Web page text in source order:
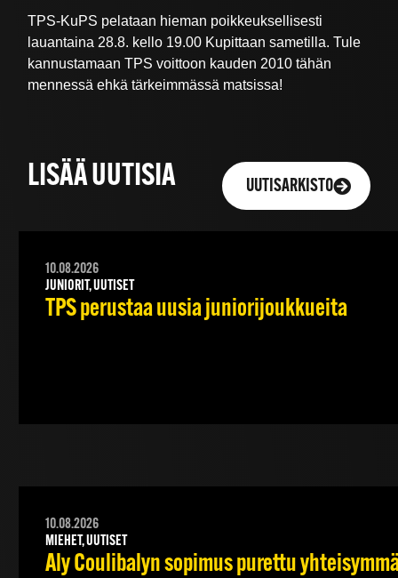
TPS-KuPS pelataan hieman poikkeuksellisesti
lauantaina 28.8. kello 19.00 Kupittaan sametilla. Tule
kannustamaan TPS voittoon kauden 2010 tähän
mennessä ehkä tärkeimmässä matsissa!
LISÄÄ UUTISIA UUTISARKISTO
10.08.2026
JUNIORIT, UUTISET
TPS perustaa uusia juniorijoukkueita
10.08.2026
MIEHET, UUTISET
Aly Coulibalyn sopimus purettu